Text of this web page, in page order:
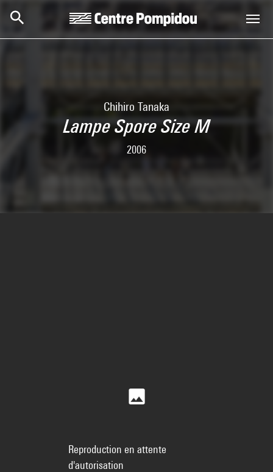
Chihiro Tanaka
Lampe Spore Size M
2006
Reproduction en attente
d'autorisation